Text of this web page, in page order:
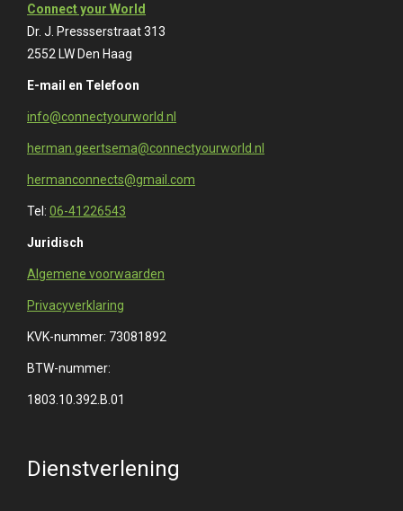
Connect your World
Dr. J. Pressserstraat 313
2552 LW Den Haag
E-mail en Telefoon
info@connectyourworld.nl
herman.geertsema@connectyourworld.nl
hermanconnects@gmail.com
Tel: 06-41226543
Juridisch
Algemene voorwaarden
Privacyverklaring
KVK-nummer: 73081892
BTW-nummer:
1803.10.392.B.01
Dienstverlening